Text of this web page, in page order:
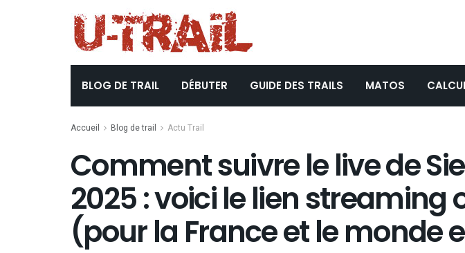
BLOG DE TRAIL DÉBUTER GUIDE DES TRAILS MATOS
Accueil Blog de trail Actu Trail
Comment suivre le live de
2025 : voici le lien streaming
(pour la France et le monde